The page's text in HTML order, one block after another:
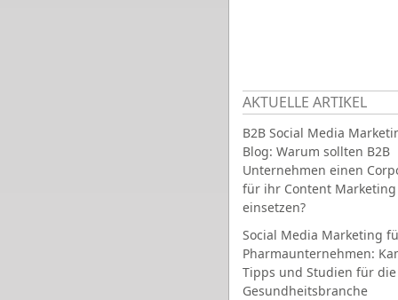
AKTUELLE ARTIKEL
B2B Social Media
Blog: Warum sollten B2B
Unternehmen einen
für ihr Content Marketing
einsetzen?
Social Media Marketing
Pharmaunternehmen:
Tipps und Studien für die
Gesundheitsbranche